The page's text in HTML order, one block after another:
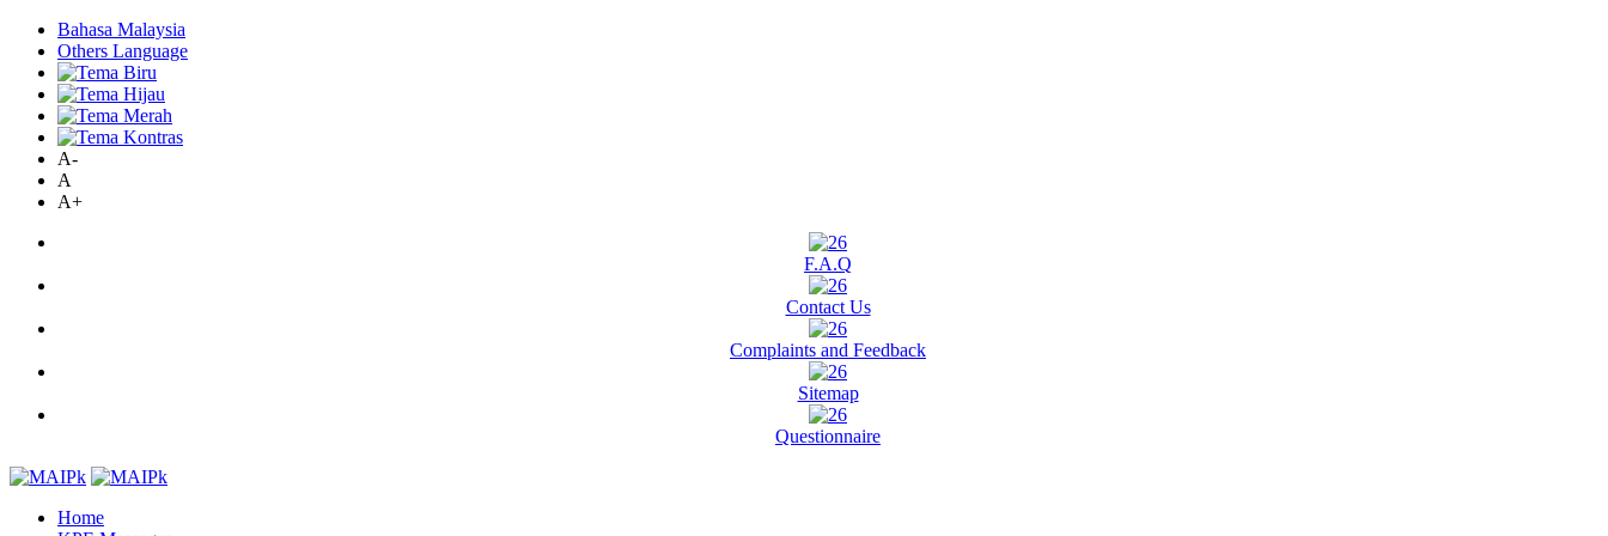
Bahasa Malaysia
Others Language
A-
A
A+
F.A.Q
Contact Us
Complaints and Feedback
Sitemap
Questionnaire
Home